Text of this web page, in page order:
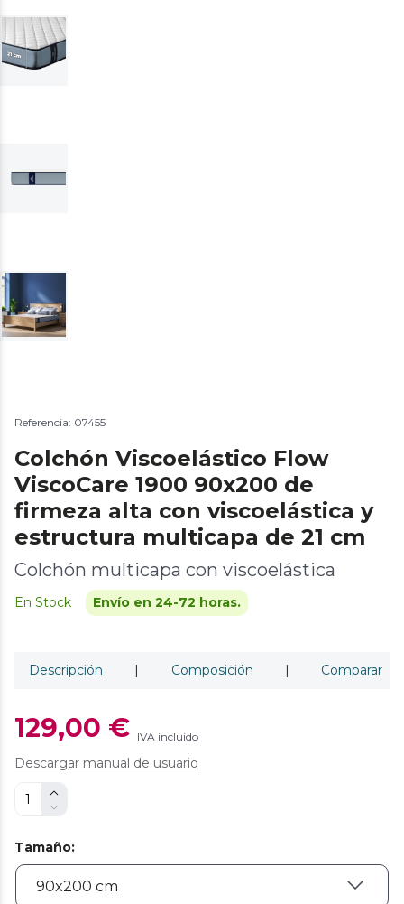
Referencia: 07455
Colchón Viscoelástico Flow
ViscoCare 1900 90x200 de
firmeza alta con viscoelástica y
estructura multicapa de 21 cm
Colchón multicapa con viscoelástica
En Stock Envío en 24-72 horas.
Descripción | Composición | Comparar
129,00 € IVA incluido
Descargar manual de usuario
Tamaño: